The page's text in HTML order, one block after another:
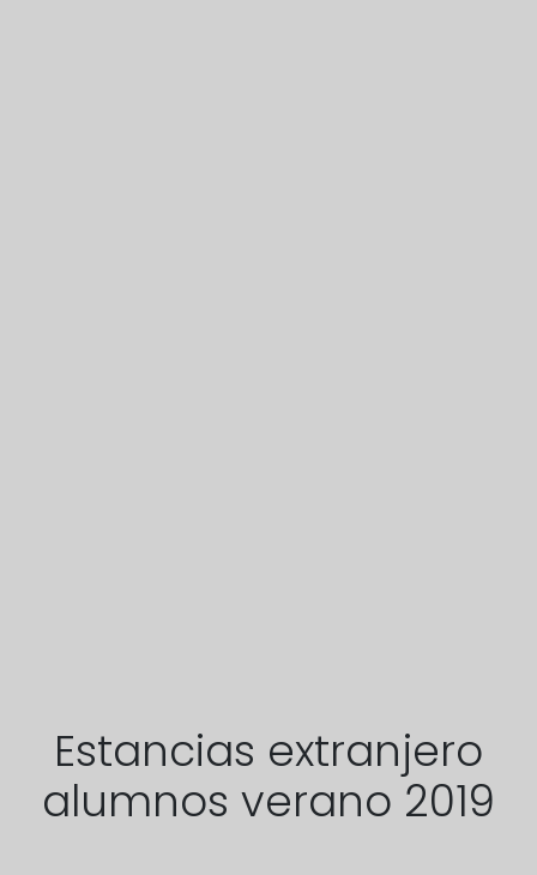
Estancias extranjero
alumnos verano 2019